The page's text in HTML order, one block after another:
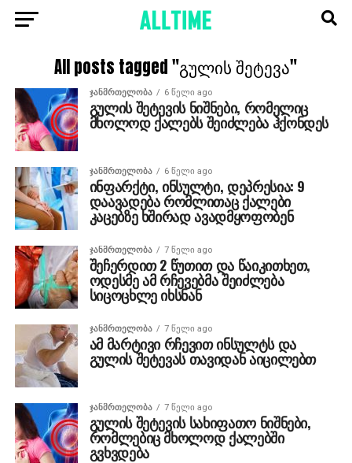
All posts tagged "გულის შეტევა"
ᲯᲐᲜᲛᲠᲗᲔᲚᲝᲑᲐ 6 წელი ago
გულის შეტევის ნიშნები, რომელიც
მხოლოდ ქალებს შეიძლება ჰქონდეს
ᲯᲐᲜᲛᲠᲗᲔᲚᲝᲑᲐ 6 წელი ago
ინფარქტი, ინსულტი, დეპრესია: 9
დაავადება რომლითაც ქალები
კაცებზე ხშირად ავადმყოფობენ
ᲯᲐᲜᲛᲠᲗᲔᲚᲝᲑᲐ 7 წელი ago
შეჩერდით 2 წუთით და წაიკითხეთ,
ოდესმე ამ რჩევებმა შეიძლება
სიცოცხლე იხსნან
ᲯᲐᲜᲛᲠᲗᲔᲚᲝᲑᲐ 7 წელი ago
ამ მარტივი რჩევით ინსულტს და
გულის შეტევას თავიდან აიცილებთ
ᲯᲐᲜᲛᲠᲗᲔᲚᲝᲑᲐ 7 წელი ago
გულის შეტევის სახიფათო ნიშნები,
რომლებიც მხოლოდ ქალებში
გვხვდება